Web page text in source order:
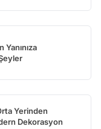
Yerinden
Dekorasyon